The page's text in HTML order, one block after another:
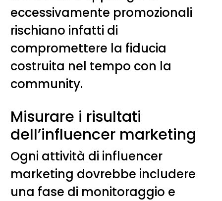
eccessivamente promozionali
rischiano infatti di
compromettere la fiducia
costruita nel tempo con la
community.
Misurare i risultati
dell’influencer marketing
Ogni attività di influencer
marketing dovrebbe includere
una fase di monitoraggio e